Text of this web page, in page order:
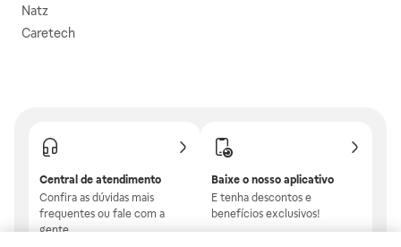
Natz
Caretech
Central de atendimento
Confira as dúvidas mais
frequentes ou fale com a
gente.
Baixe o nosso aplicativo
E tenha descontos e
benefícios exclusivos!